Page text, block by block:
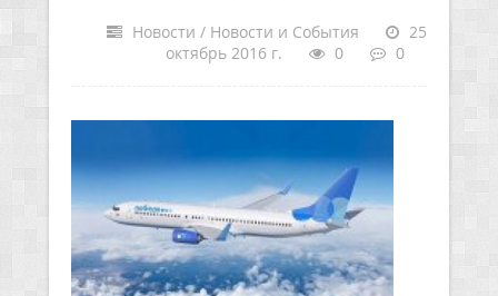
Новости / Новости и События
25
октябрь 2016 г.
0 0